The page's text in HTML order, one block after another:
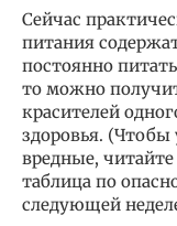
Сейчас
питания
постоянно
то можно
красителей
здоровья.
вредные,
таблица по
следующей